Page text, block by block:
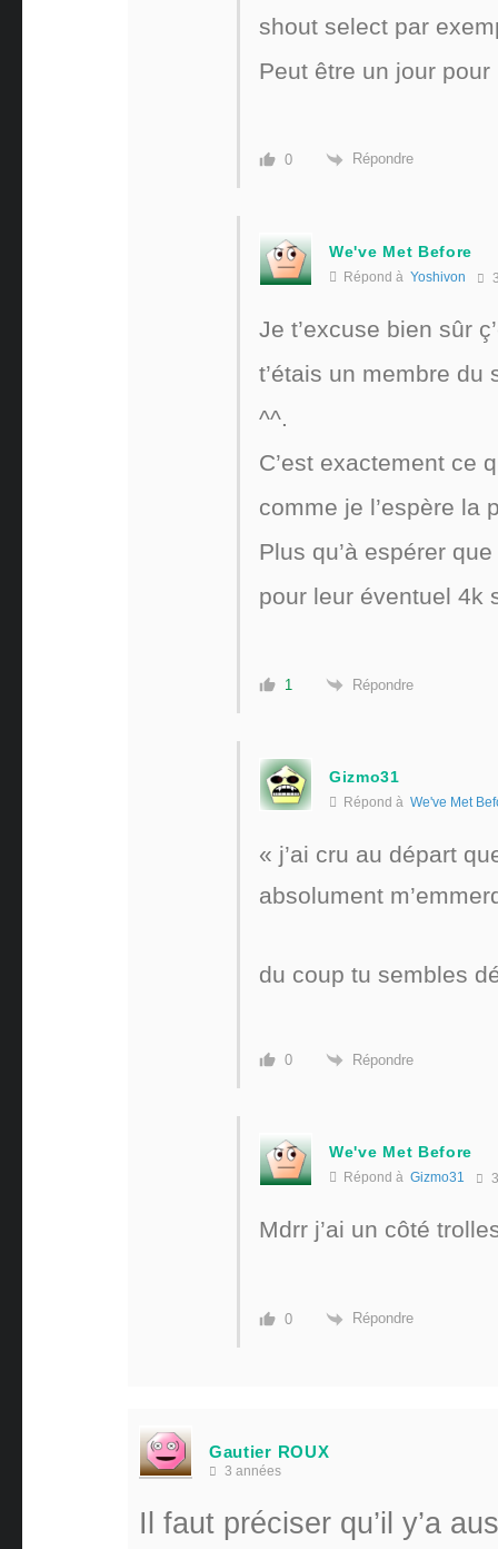
shout select par
Peut être un jour
0 Répondre
We've Met Before
Répond à Yoshivon
Je t’excuse bien sûr
t’étais un membre du
^^.
C’est exactement ce
comme je l’espère la
Plus qu’à espérer
pour leur éventuel 4k
1 Répondre
Gizmo31
Répond à We've Met
« j’ai cru au départ
absolument
du coup tu sembles
0 Répondre
We've Met Before
Répond à Gizmo31
Mdrr j’ai un côté
0 Répondre
Gautier ROUX
3 années
Il faut préciser qu’il y’a